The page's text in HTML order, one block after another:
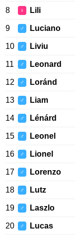
8 ♀ Lili
9 ♂ Luciano
10 ♂ Liviu
11 ♂ Leonard
12 ♂ Loránd
13 ♂ Liam
14 ♂ Lénárd
15 ♂ Leonel
16 ♂ Lionel
17 ♂ Lorenzo
18 ♂ Lutz
19 ♂ Laszlo
20 ♂ Lucas